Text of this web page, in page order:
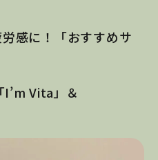
感に！「おすすめサ
Vita」＆